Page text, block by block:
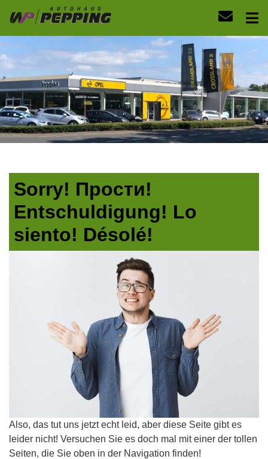
Sorry! Прости!
Entschuldigung! Lo
siento! Désolé!
Also, das tut uns jetzt echt leid, aber diese Seite gibt es
leider nicht! Versuchen Sie es doch mal mit einer der tollen
Seiten, die Sie oben in der Navigation finden!